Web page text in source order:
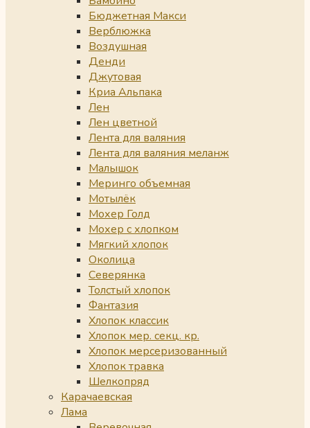
Бюджетная Макси
Верблюжка
Воздушная
Денди
Джутовая
Криа Альпака
Лен
Лен цветной
Лента для валяния
Лента для валяния меланж
Малышок
Меринго объемная
Мотылёк
Мохер Голд
Мохер с хлопком
Мягкий хлопок
Околица
Северянка
Толстый хлопок
Фантазия
Хлопок классик
Хлопок мер. секц. кр.
Хлопок мерсеризованный
Хлопок травка
Шелкопряд
Карачаевская
Лама